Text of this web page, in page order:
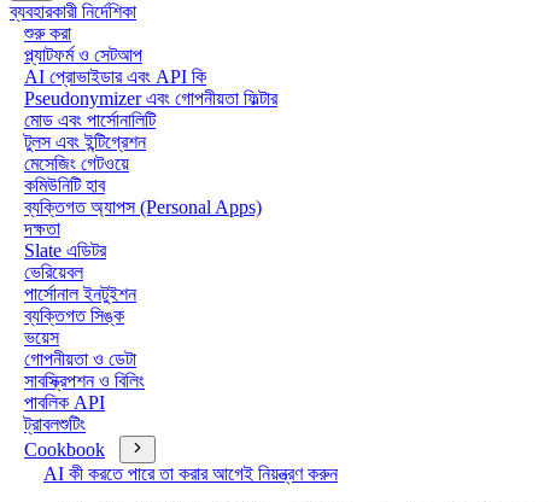
ব্যবহারকারী নির্দেশিকা
শুরু করা
প্ল্যাটফর্ম ও সেটআপ
AI প্রোভাইডার এবং API কি
Pseudonymizer এবং গোপনীয়তা ফিল্টার
মোড এবং পার্সোনালিটি
টুলস এবং ইন্টিগ্রেশন
মেসেজিং গেটওয়ে
কমিউনিটি হাব
ব্যক্তিগত অ্যাপস (Personal Apps)
দক্ষতা
Slate এডিটর
ভেরিয়েবল
পার্সোনাল ইনটুইশন
ব্যক্তিগত সিঙ্ক
ভয়েস
গোপনীয়তা ও ডেটা
সাবস্ক্রিপশন ও বিলিং
পাবলিক API
ট্রাবলশুটিং
Cookbook
AI কী করতে পারে তা করার আগেই নিয়ন্ত্রণ করুন